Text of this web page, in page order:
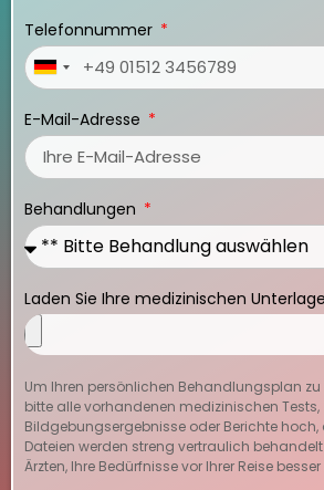
Telefonnummer
Germany
E-Mail-Adresse
Behandlungen
Laden Sie Ihre medizinischen
Um Ihren persönlichen Behandlungsplan zu
bitte alle vorhandenen medizinischen Tests,
Bildgebungsergebnisse oder Berichte hoch,
Dateien werden streng vertraulich
Ärzten, Ihre Bedürfnisse vor Ihrer Reise